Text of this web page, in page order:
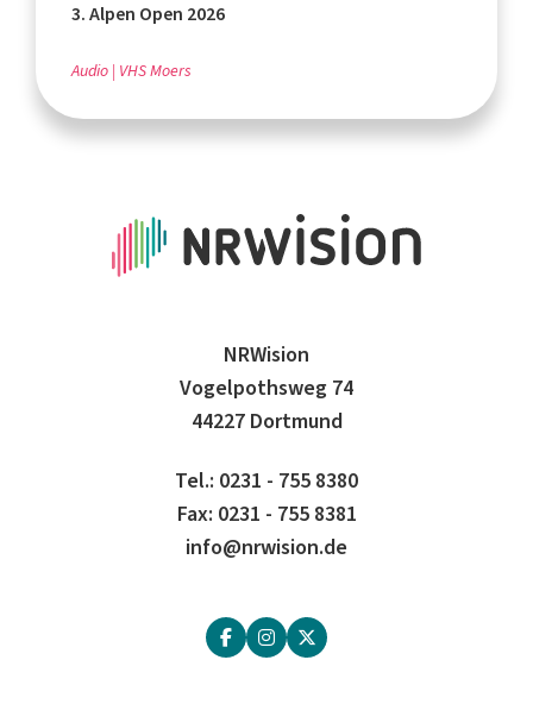
3. Alpen Open 2026
Audio VHS Moers
NRWision
Vogelpothsweg 74
44227 Dortmund
Tel.: 0231 - 755 8380
Fax: 0231 - 755 8381
info@nrwision.de